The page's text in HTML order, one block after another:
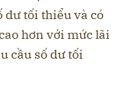
dư tối thiểu và có
hơn với mức lãi
cầu số dư tối